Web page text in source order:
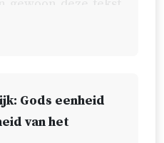
te lezen, maar ook
Gods eenheid
van het